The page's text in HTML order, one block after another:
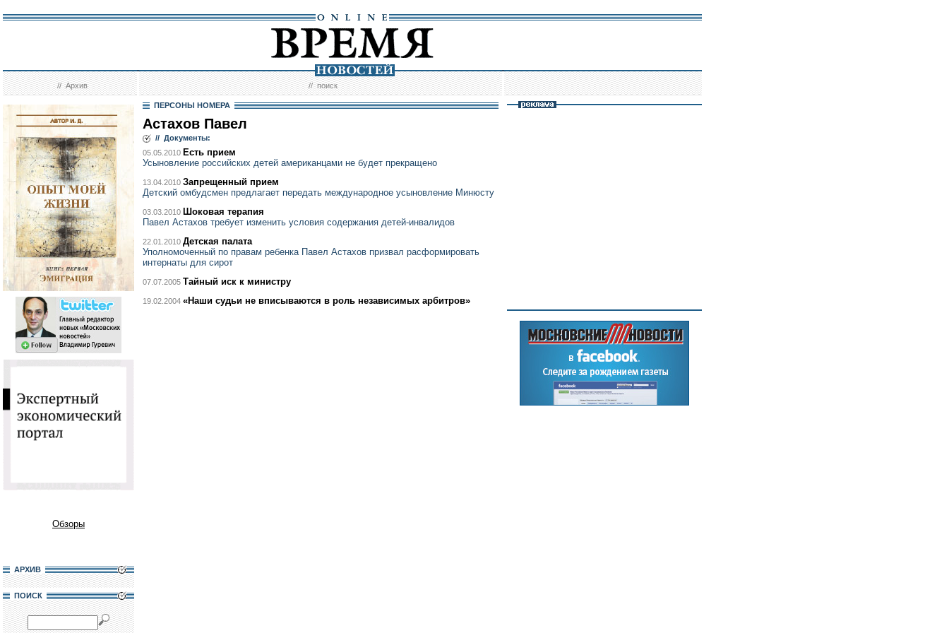
//Архив //поиск
Обзоры
АРХИВ
ПОИСК
ПЕРСОНЫ НОМЕРА
Астахов Павел
// Документы:
05.05.2010 Есть прием
Усыновление российских детей американцами не будет прекращено
13.04.2010 Запрещенный прием
Детский омбудсмен предлагает передать международное усыновление Минюсту
03.03.2010 Шоковая терапия
Павел Астахов требует изменить условия содержания детей-инвалидов
22.01.2010 Детская палата
Уполномоченный по правам ребенка Павел Астахов призвал расформировать
интернаты для сирот
07.07.2005 Тайный иск к министру
19.02.2004 «Наши судьи не вписываются в роль независимых арбитров»